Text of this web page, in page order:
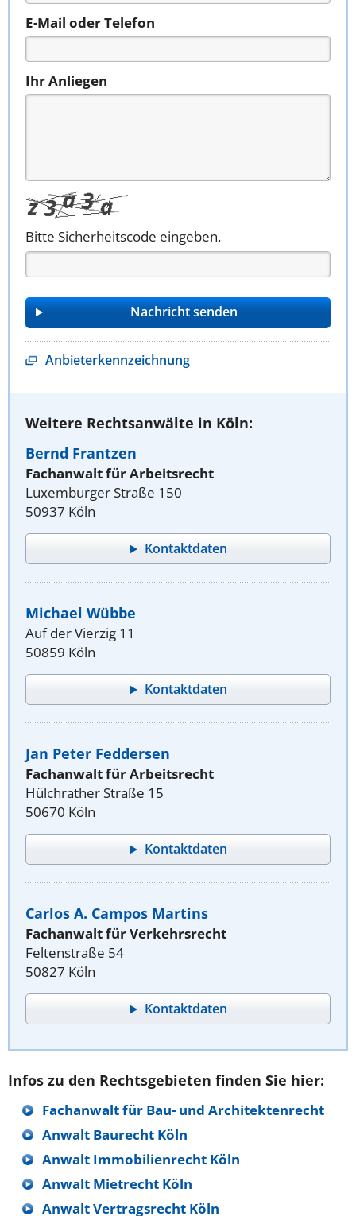
E-Mail oder Telefon
Ihr Anliegen
Bitte Sicherheitscode eingeben.
Anbieterkennzeichnung
Weitere Rechtsanwälte in Köln:
Bernd Frantzen
Fachanwalt für Arbeitsrecht
Luxemburger Straße 150
50937 Köln
Kontaktdaten
Michael Wübbe
Auf der Vierzig 11
50859 Köln
Kontaktdaten
Jan Peter Feddersen
Fachanwalt für Arbeitsrecht
Hülchrather Straße 15
50670 Köln
Kontaktdaten
Carlos A. Campos Martins
Fachanwalt für Verkehrsrecht
Feltenstraße 54
50827 Köln
Kontaktdaten
Infos zu den Rechtsgebieten finden Sie hier:
Fachanwalt für Bau- und Architektenrecht
Anwalt Baurecht Köln
Anwalt Immobilienrecht Köln
Anwalt Mietrecht Köln
Anwalt Vertragsrecht Köln